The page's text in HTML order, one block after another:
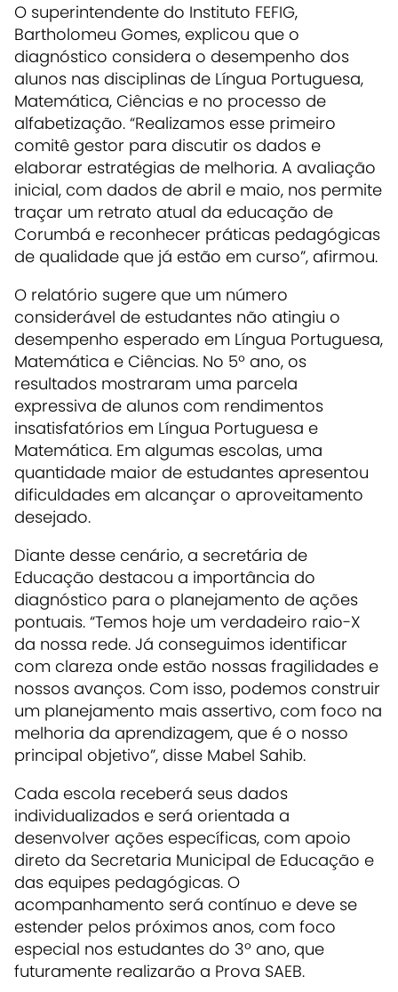
O superintendente do Instituto FEFIG,
Bartholomeu Gomes, explicou que o
diagnóstico considera o desempenho dos
alunos nas disciplinas de Língua Portuguesa,
Matemática, Ciências e no processo de
alfabetização. “Realizamos esse primeiro
comitê gestor para discutir os dados e
elaborar estratégias de melhoria. A avaliação
inicial, com dados de abril e maio, nos permite
traçar um retrato atual da educação de
Corumbá e reconhecer práticas pedagógicas
de qualidade que já estão em curso”, afirmou.
O relatório sugere que um número
considerável de estudantes não atingiu o
desempenho esperado em Língua Portuguesa,
Matemática e Ciências. No 5º ano, os
resultados mostraram uma parcela
expressiva de alunos com rendimentos
insatisfatórios em Língua Portuguesa e
Matemática. Em algumas escolas, uma
quantidade maior de estudantes apresentou
dificuldades em alcançar o aproveitamento
desejado.
Diante desse cenário, a secretária de
Educação destacou a importância do
diagnóstico para o planejamento de ações
pontuais. “Temos hoje um verdadeiro raio-X
da nossa rede. Já conseguimos identificar
com clareza onde estão nossas fragilidades e
nossos avanços. Com isso, podemos construir
um planejamento mais assertivo, com foco na
melhoria da aprendizagem, que é o nosso
principal objetivo”, disse Mabel Sahib.
Cada escola receberá seus dados
individualizados e será orientada a
desenvolver ações específicas, com apoio
direto da Secretaria Municipal de Educação e
das equipes pedagógicas. O
acompanhamento será contínuo e deve se
estender pelos próximos anos, com foco
especial nos estudantes do 3º ano, que
futuramente realizarão a Prova SAEB.